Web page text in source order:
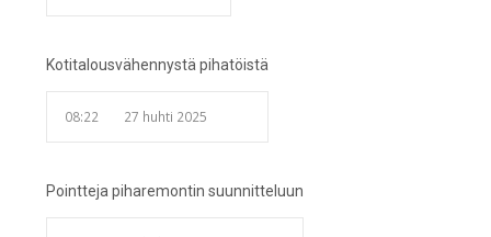
Kotitalousvähennystä pihatöistä
08:22 27 huhti 2025
Pointteja piharemontin suunnitteluun